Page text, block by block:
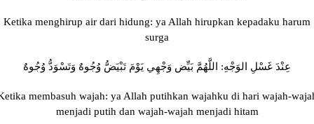
Ketika menghirup air dari hidung: ya Allah hirupkan kepadaku harum
surga
عِنْدَ غَسْلِ الوَجْهِ: اللَّهُمَّ بَيِّض وَجْهِي يَوْمَ تَبْيَضُّ وُجُوهٌ وَتَسْوَدُّ وُجُوهٌ
membasuh wajah: ya Allah putihkan wajahku di hari wajah-
menjadi putih dan wajah-wajah menjadi hitam